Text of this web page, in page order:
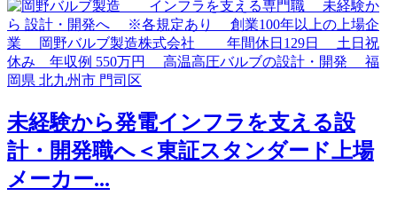
未経験から発電インフラを支える設
計・開発職へ＜東証スタンダード上場
メーカー...